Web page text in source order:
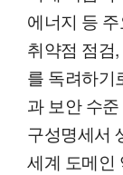
에너지 등
취약점 점검
를 독려하기
과 보안 수
구성명세서
세계 도메인